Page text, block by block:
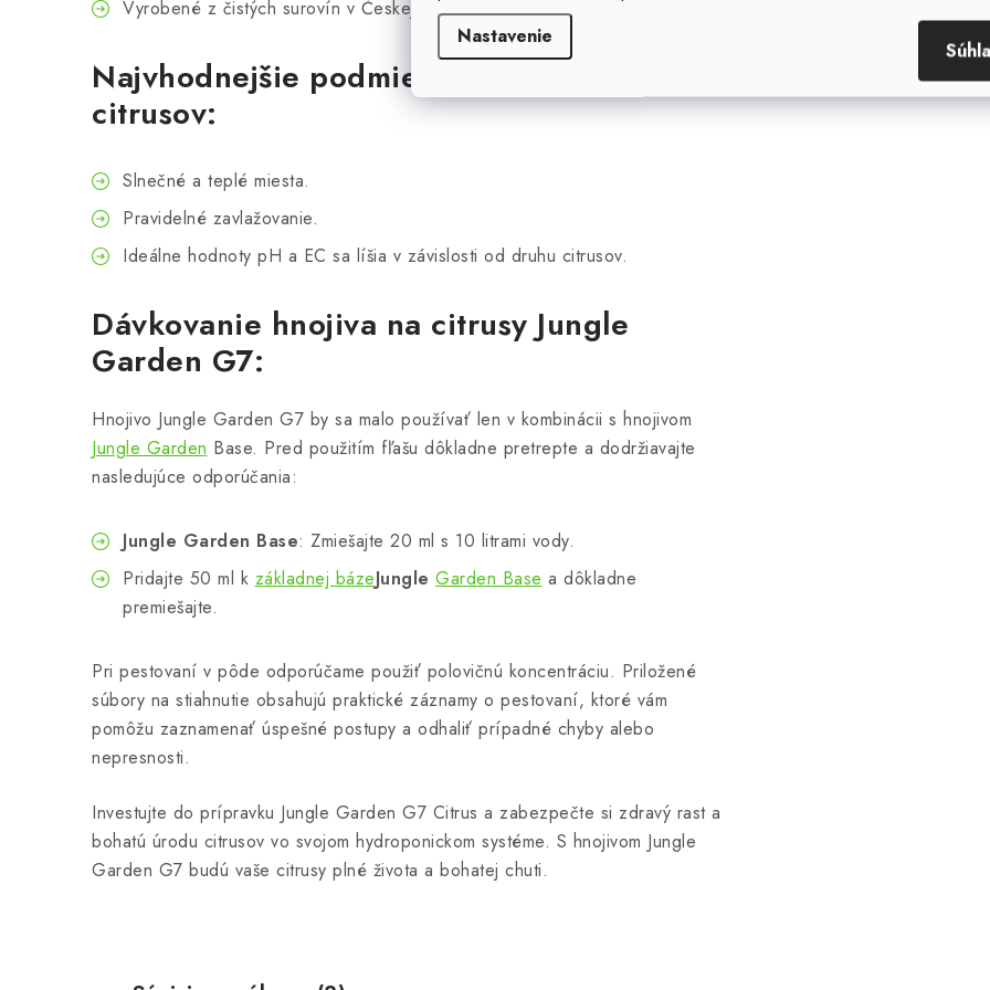
Nastavenie
Vyrobené z čistých surovín v Českej republike.
Najvhodnejšie podmienky pre pestovanie
citrusov:
Slnečné a teplé miesta.
Pravidelné zavlažovanie.
Ideálne hodnoty pH a EC sa líšia v závislosti od druhu citrusov.
Dávkovanie hnojiva na citrusy Jungle
Garden G7:
Hnojivo Jungle Garden G7 by sa malo používať len v kombinácii s hnojivom
Jungle Garden Base. Pred použitím fľašu dôkladne pretrepte a dodržiavajte
nasledujúce odporúčania:
Jungle Garden Base: Zmiešajte 20 ml s 10 litrami vody.
Pridajte 50 ml k základnej bázeJungle Garden Base a dôkladne
premiešajte.
Pri pestovaní v pôde odporúčame použiť polovičnú koncentráciu. Priložené
súbory na stiahnutie obsahujú praktické záznamy o pestovaní, ktoré vám
pomôžu zaznamenať úspešné postupy a odhaliť prípadné chyby alebo
nepresnosti.
Investujte do prípravku Jungle Garden G7 Citrus a zabezpečte si zdravý rast a
bohatú úrodu citrusov vo svojom hydroponickom systéme. S hnojivom Jungle
Garden G7 budú vaše citrusy plné života a bohatej chuti.